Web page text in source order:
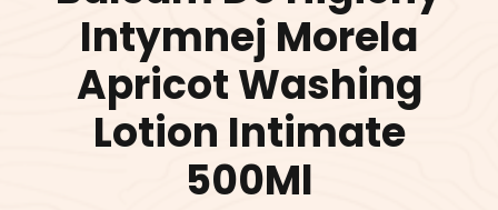
Intymnej Morela
Apricot Washing
Lotion Intimate
500Ml